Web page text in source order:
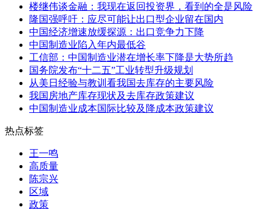
楼继伟谈金融：我现在返回投资界，看到的全是风险
隆国强呼吁：应尽可能让出口型企业留在国内
中国经济增速放缓探源：出口竞争力下降
中国制造业陷入年内最低谷
工信部：中国制造业潜在增长率下降是大势所趋
国务院发布“十二五”工业转型升级规划
从美日经验与教训看我国去库存的主要风险
我国房地产库存现状及去库存政策建议
中国制造业成本国际比较及降成本政策建议
热点标签
王一鸣
高质量
陈宗兴
区域
政策